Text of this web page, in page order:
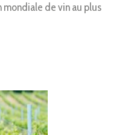
mondiale de vin au plus